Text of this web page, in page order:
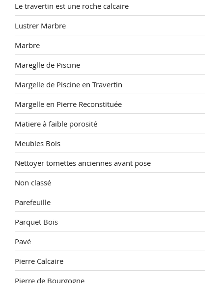
Le travertin est une roche calcaire
Lustrer Marbre
Marbre
Mareglle de Piscine
Margelle de Piscine en Travertin
Margelle en Pierre Reconstituée
Matiere à faible porosité
Meubles Bois
Nettoyer tomettes anciennes avant pose
Non classé
Parefeuille
Parquet Bois
Pavé
Pierre Calcaire
Pierre de Bourgogne